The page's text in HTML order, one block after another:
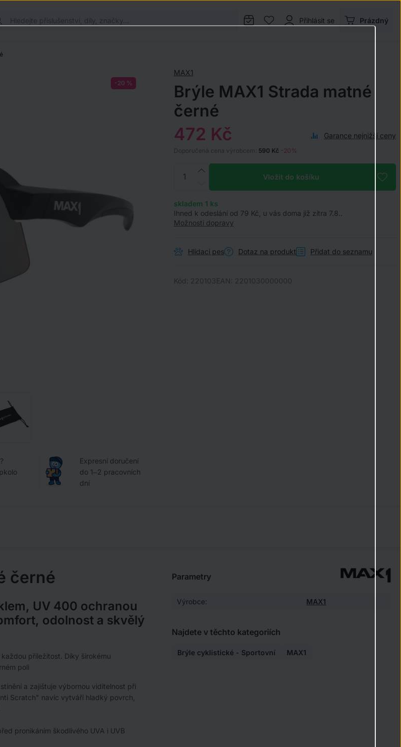
Přihlásit se Prázdný
-20 %
Expresní doručení
do 1–2 pracovních
dní
MAX1
Brýle MAX1 Strada matné
černé
472 Kč
Doporučená cena výrobcem: 590 Kč -20%
Garance nejnižší ceny
Vložit do košíku
skladem 1 ks
Ihned k odeslání od 79 Kč, u vás doma již zítra 7.8..
Možnosti dopravy
Hlídací pes Dotaz na produkt Přidat do seznamu
Kód: 220103 EAN: 2201030000000
černé
UV 400 ochranou
odolnost a skvělý
příležitost. Díky širokému
poli
a zajištuje výbornou viditelnost při
Scratch" navíc vytváří hladký povrch,
pronikáním škodlivého UVA i UVB
Parametry
Výrobce: MAX1
Najdete v těchto kategoriích
Brýle cyklistické - Sportovní MAX1